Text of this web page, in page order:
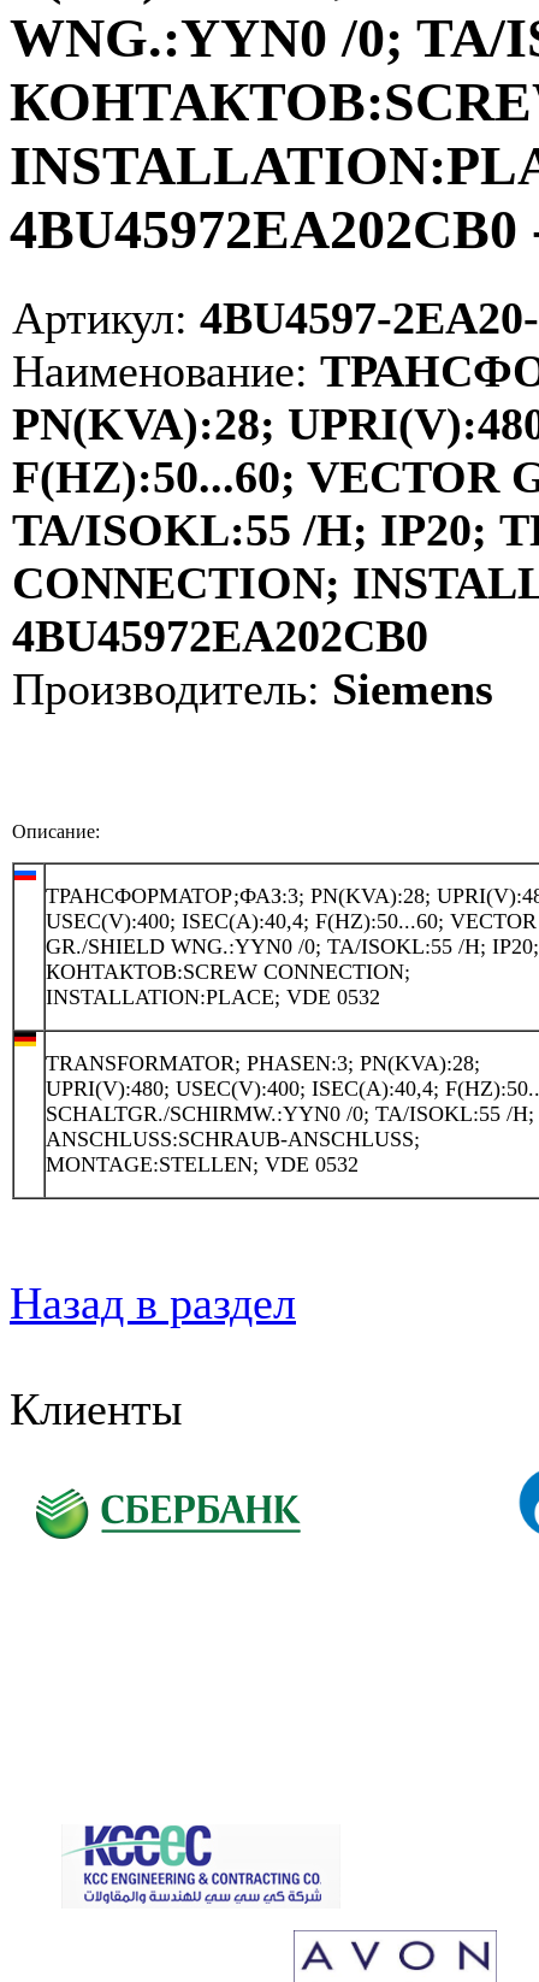
WNG.:YYN0 /0;
Артикул: 4BU4597-
Наименование:
PN(KVA):28;
F(HZ):50...60; VECTOR
TA/ISOKL:55 /H;
CONNECTION;
4BU45972EA202CB0
Производитель: Siemens
Описание:
ТРАНСФОРМАТОР;ФАЗ:3; PN(KVA):28;
USEC(V):400; ISEC(A):40,4; F(HZ):50...60; VECTOR
GR./SHIELD WNG.:YYN0 /0; TA/ISOKL:55 /H;
КОНТАКТОВ:SCREW CONNECTION;
INSTALLATION:PLACE; VDE 0532
TRANSFORMATOR; PHASEN:3; PN(KVA):28;
UPRI(V):480; USEC(V):400; ISEC(A):40,4;
SCHALTGR./SCHIRMW.:YYN0 /0; TA/ISOKL:55 /H;
ANSCHLUSS:SCHRAUB-ANSCHLUSS;
MONTAGE:STELLEN; VDE 0532
Назад в раздел
Клиенты